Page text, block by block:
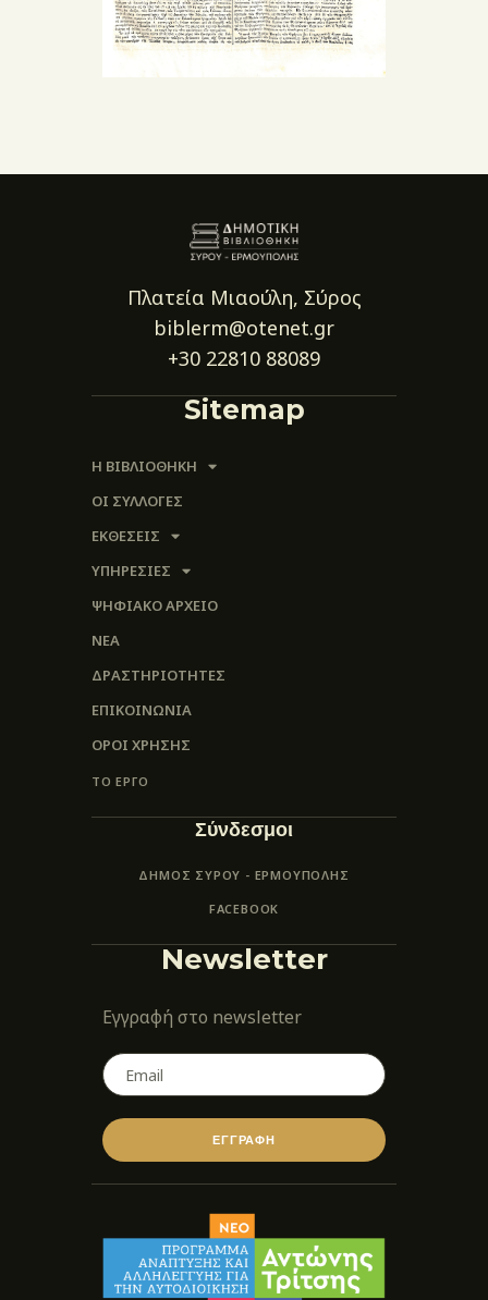
Πλατεία Μιαούλη, Σύρος
biblerm@otenet.gr
+30 22810 88089
Sitemap
Η ΒΙΒΛΙΟΘΗΚΗ
ΟΙ ΣΥΛΛΟΓΈΣ
ΕΚΘΕΣΕΙΣ
ΥΠΗΡΕΣΙΕΣ
ΨΗΦΙΑΚΌ ΑΡΧΕΊΟ
ΝΕΑ
ΔΡΑΣΤΗΡΙΟΤΗΤΕΣ
ΕΠΙΚΟΙΝΩΝΊΑ
ΌΡΟΙ ΧΡΉΣΗΣ
ΤΟ ΕΡΓΟ
Σύνδεσμοι
ΔΗΜΟΣ ΣΥΡΟΥ - ΕΡΜΟΎΠΟΛΗΣ
FACEBOOK
Newsletter
Εγγραφή στο newsletter
ΕΓΓΡΑΦΗ